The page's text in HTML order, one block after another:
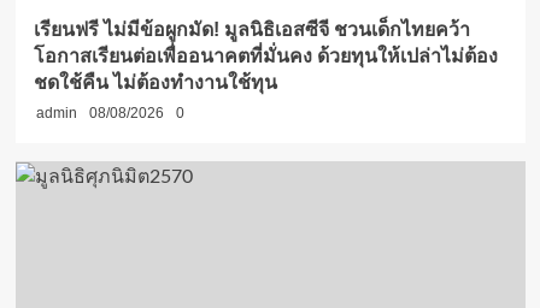
เรียนฟรี ไม่มีข้อผูกมัด! มูลนิธิเอสซีจี ชวนเด็กไทยคว้า
โอกาสเรียนต่อเพื่ออนาคตที่มั่นคง ด้วยทุนให้เปล่าไม่ต้อง
ชดใช้คืน ไม่ต้องทำงานใช้ทุน
admin 08/08/2026 0